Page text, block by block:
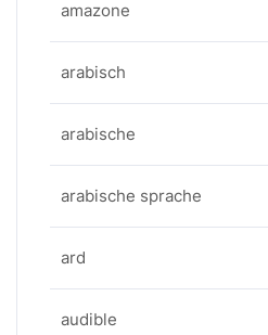
amazone
arabisch
arabische
arabische sprache
ard
audible